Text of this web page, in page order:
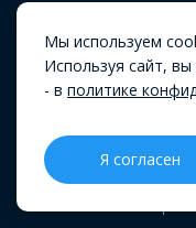
Мы используем
Используя сайт,
- в политике
Я согласен